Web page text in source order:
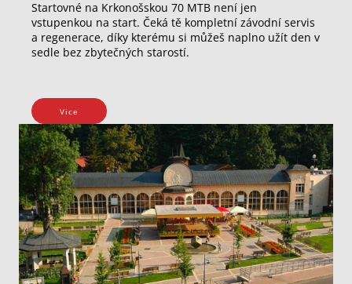
Startovné na Krkonošskou 70 MTB není jen
vstupenkou na start. Čeká tě kompletní závodní servis
a regenerace, díky kterému si můžeš naplno užít den v
sedle bez zbytečných starostí.
Vice